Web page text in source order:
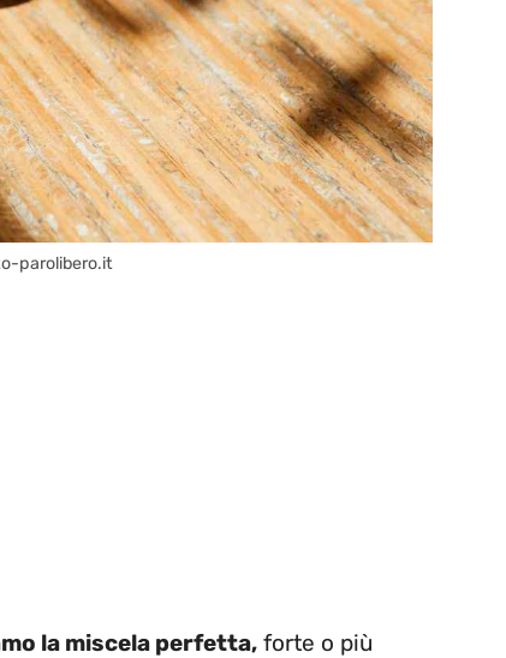
parolibero.it
la miscela perfetta, forte o più